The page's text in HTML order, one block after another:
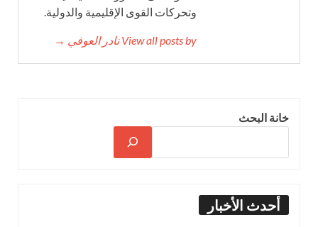
وتحركات القوى الإقليمية والدولية.
View all posts by نادر العوفي →
خانة البحث
أحدث الأخبار